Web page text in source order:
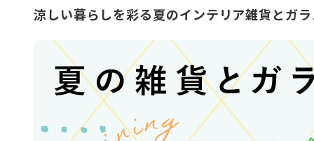
涼しい暮らしを彩る夏のインテリア雑貨とガ